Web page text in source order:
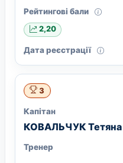
Рейтингові бали
2,20
Дата реєстрації
3
Капітан
КОВАЛЬЧУК Тетяна
Тренер